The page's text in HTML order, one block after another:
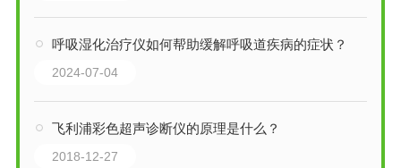
呼吸湿化治疗仪如何帮助缓解呼吸道疾病的症状？
2024-07-04
飞利浦彩色超声诊断仪的原理是什么？
2018-12-27